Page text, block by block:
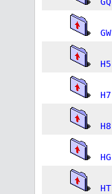
GW
H5
H7
H8
HG
HT